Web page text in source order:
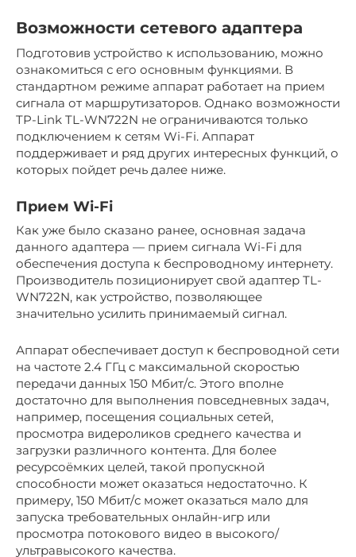
Возможности сетевого адаптера
Подготовив устройство к использованию, можно
ознакомиться с его основным функциями. В
стандартном режиме аппарат работает на прием
сигнала от маршрутизаторов. Однако возможности
TP-Link TL-WN722N не ограничиваются только
подключением к сетям Wi-Fi. Аппарат
поддерживает и ряд других интересных функций, о
которых пойдет речь далее ниже.
Прием Wi-Fi
Как уже было сказано ранее, основная задача
данного адаптера — прием сигнала Wi-Fi для
обеспечения доступа к беспроводному интернету.
Производитель позиционирует свой адаптер TL-
WN722N, как устройство, позволяющее
значительно усилить принимаемый сигнал.
Аппарат обеспечивает доступ к беспроводной сети
на частоте 2.4 ГГц с максимальной скоростью
передачи данных 150 Мбит/с. Этого вполне
достаточно для выполнения повседневных задач,
например, посещения социальных сетей,
просмотра видероликов среднего качества и
загрузки различного контента. Для более
ресурсоёмких целей, такой пропускной
способности может оказаться недостаточно. К
примеру, 150 Мбит/с может оказаться мало для
запуска требовательных онлайн-игр или
просмотра потокового видео в высокого/
ультравысокого качества.